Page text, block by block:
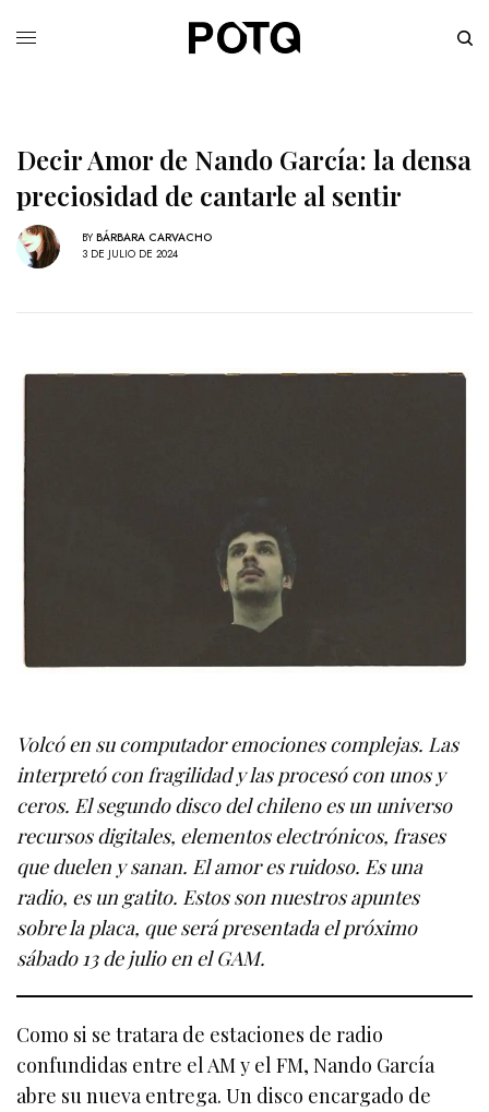
Decir Amor de Nando García: la densa
preciosidad de cantarle al sentir
BY BÁRBARA CARVACHO
3 DE JULIO DE 2024
Volcó en su computador emociones complejas. Las
interpretó con fragilidad y las procesó con unos y
ceros. El segundo disco del chileno es un universo
recursos digitales, elementos electrónicos, frases
que duelen y sanan. El amor es ruidoso. Es una
radio, es un gatito. Estos son nuestros apuntes
sobre la placa, que será presentada el próximo
sábado 13 de julio en el GAM.
Como si se tratara de estaciones de radio
confundidas entre el AM y el FM, Nando García
abre su nueva entrega. Un disco encargado de